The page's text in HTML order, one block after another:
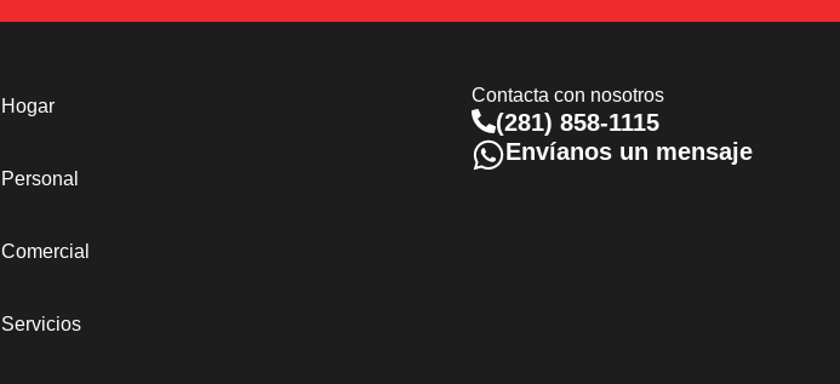
Hogar
Personal
Comercial
Servicios
Contacta con nosotros
(281) 858-1115
Envíanos un mensaje